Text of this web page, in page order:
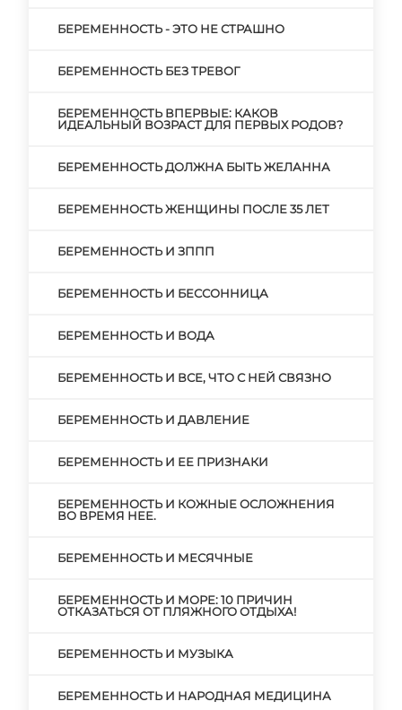
БЕРЕМЕННОСТЬ - ЭТО НЕ СТРАШНО
БЕРЕМЕННОСТЬ БЕЗ ТРЕВОГ
БЕРЕМЕННОСТЬ ВПЕРВЫЕ: КАКОВ
ИДЕАЛЬНЫЙ ВОЗРАСТ ДЛЯ ПЕРВЫХ РОДОВ?
БЕРЕМЕННОСТЬ ДОЛЖНА БЫТЬ ЖЕЛАННА
БЕРЕМЕННОСТЬ ЖЕНЩИНЫ ПОСЛЕ 35 ЛЕТ
БЕРЕМЕННОСТЬ И ЗППП
БЕРЕМЕННОСТЬ И БЕССОННИЦА
БЕРЕМЕННОСТЬ И ВОДА
БЕРЕМЕННОСТЬ И ВСЕ, ЧТО С НЕЙ СВЯЗНО
БЕРЕМЕННОСТЬ И ДАВЛЕНИЕ
БЕРЕМЕННОСТЬ И ЕЕ ПРИЗНАКИ
БЕРЕМЕННОСТЬ И КОЖНЫЕ ОСЛОЖНЕНИЯ
ВО ВРЕМЯ НЕЕ.
БЕРЕМЕННОСТЬ И МЕСЯЧНЫЕ
БЕРЕМЕННОСТЬ И МОРЕ: 10 ПРИЧИН
ОТКАЗАТЬСЯ ОТ ПЛЯЖНОГО ОТДЫХА!
БЕРЕМЕННОСТЬ И МУЗЫКА
БЕРЕМЕННОСТЬ И НАРОДНАЯ МЕДИЦИНА